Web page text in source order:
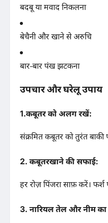
बदबू या मवाद निकलना
बेचैनी और खाने से अरुचि
बार-बार पंख झटकना
उपचार और घरेलू उपाय
1.कबूतर को अलग रखें:
संक्रमित कबूतर को तुरंत बाकी
2. कबूतरखाने की सफाई:
हर रोज़ पिंजरा साफ़ करें। फर्श
3. नारियल तेल और नीम